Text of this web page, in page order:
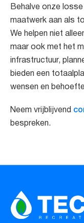
Behalve onze
maatwerk aan als
We helpen niet
maar ook met het
infrastructuur,
bieden een
wensen en
Neem vrijblijvend
bespreken.